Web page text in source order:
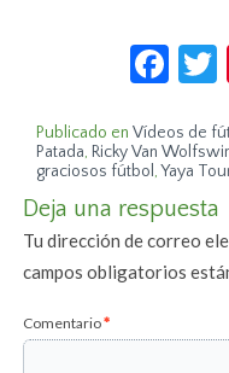
Publicado en Vídeos de
Patada, Ricky Van
graciosos fútbol ,Yaya
Deja una respuesta
Tu dirección de correo
campos obligatorios
Comentario*